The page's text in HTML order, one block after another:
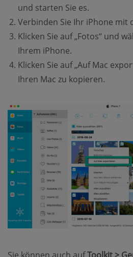
und starten Sie es.
Verbinden Sie Ihr iPhone mit
Klicken Sie auf „Fotos“ und
Ihrem iPhone.
Klicken Sie auf „Auf Mac
Ihren Mac zu kopieren.
Sie können auch aufToolkit >